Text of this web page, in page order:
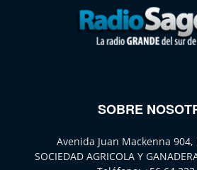
SOBRE
Avenida Juan Mackenna
SOCIEDAD AGRICOLA Y